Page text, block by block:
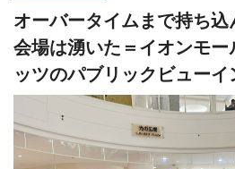
オーバータイムまで持ち込
会場は湧いた＝イオンモー
ッツのパブリックビューイ